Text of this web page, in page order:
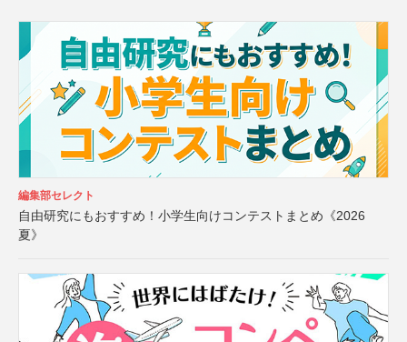
編集部セレクト
自由研究にもおすすめ！小学生向けコンテストまとめ《2026
夏》